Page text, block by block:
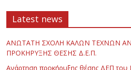
Latest news
ΑΝΩΤΑΤΗ ΣΧΟΛΗ ΚΑΛΩΝ ΤΕΧΝΩΝ
ΠΡΟΚΗΡΥΞΗΣ ΘΕΣΗΣ Δ.Ε.Π.
Ανάρτηση προκήρυξης θέσης ΔΕΠ του